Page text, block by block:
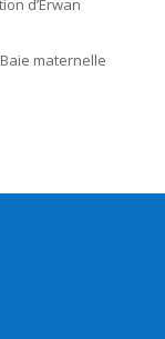
d’Erwan
maternelle